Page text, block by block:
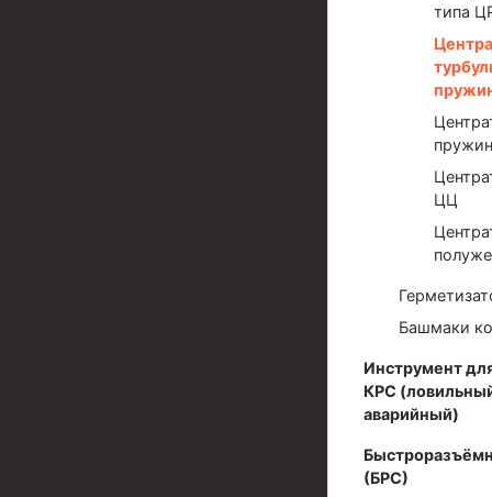
Головки цементировочные универсальные
Устройство экранирующее для
Муфты ступенчатого цементирования
типа
ЦЦ
Башмаки
Инструмент
КРС
аварийный)
(БРС)